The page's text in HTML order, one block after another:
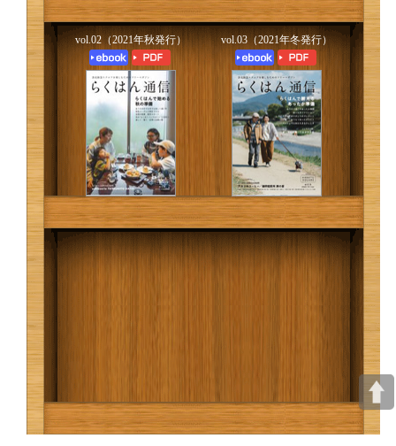
vol.02（2021年秋発行） vol.03（2021年冬発行）